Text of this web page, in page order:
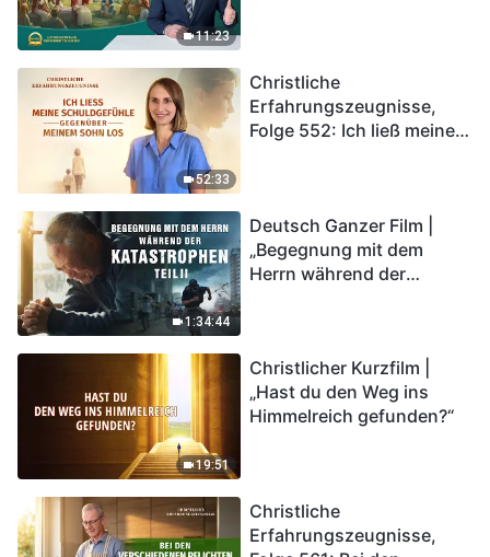
11:23
52:33
Christliche
Erfahrungszeugnisse,
Folge 552: Ich ließ meine
1:34:44
Deutsch Ganzer Film |
„Begegnung mit dem
Herrn während der
in das Königreich Gottes
eintreten?
19:51
Christlicher Kurzfilm |
„Hast du den Weg ins
Himmelreich gefunden?“
Christliche
Erfahrungszeugnisse,